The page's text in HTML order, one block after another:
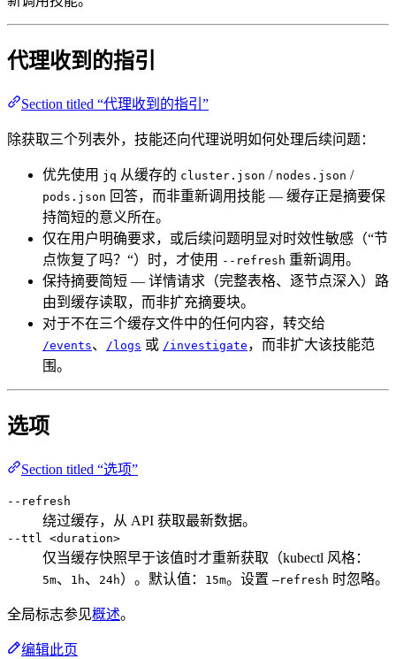
代理收到的指引
Section titled “代理收到的指引”
除获取三个列表外，技能还向代理说明如何处理后续问题：
优先使用 jq 从缓存的 cluster.json / nodes.json /
pods.json 回答，而非重新调用技能 — 缓存正是摘要保
持简短的意义所在。
仅在用户明确要求，或后续问题明显对时效性敏感（“节
点恢复了吗？“）时，才使用 --refresh 重新调用。
保持摘要简短 — 详情请求（完整表格、逐节点深入）路
由到缓存读取，而非扩充摘要块。
对于不在三个缓存文件中的任何内容，转交给
/events、 /logs 或 /investigate ，而非扩大该技能范
围。
选项
Section titled “选项”
--refresh
绕过缓存，从 API 获取最新数据。
--ttl <duration>
仅当缓存快照早于该值时才重新获取（kubectl 风格：
5m、 1h、 24h）。默认值： 15m。设置 —refresh 时忽略。
全局标志参见概述。
编辑此页